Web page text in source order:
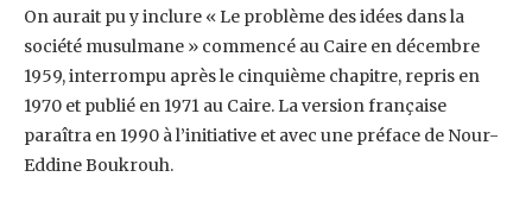
On aurait pu y ‎inclure « Le problème des idées dans la
société musulmane » commencé au Caire en décembre
‎‎1959, interrompu après le cinquième chapitre, repris en
1970 et publié en 1971 au Caire. La ‎version française
paraîtra en 1990 à l’initiative et avec une préface de Nour-
Eddine Boukrouh.